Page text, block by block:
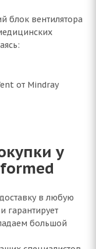
блок вентилятора
от Mindray
у
в любую
гарантирует
большой